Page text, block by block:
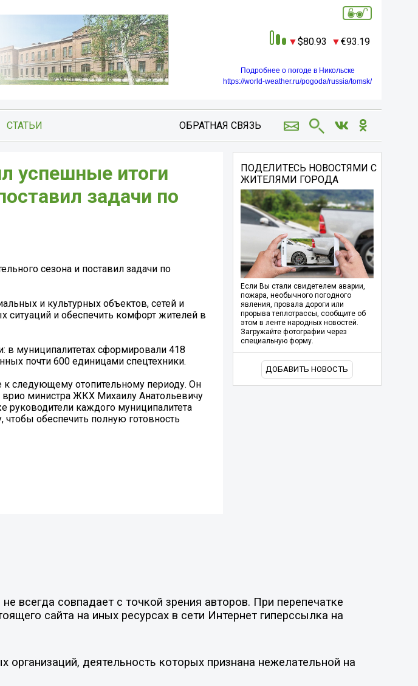
80.93 93.19
Подробнее о погоде в Никольске
https://world-weather.ru/pogoda/russia/tomsk/
СТАТЬИ ОБРАТНАЯ СВЯЗЬ
успешные итоги
задачи по
сезона и поставил задачи по
и культурных объектов, сетей и
ситуаций и обеспечить комфорт жителей в
в муниципалитетах сформировали 418
почти 600 единицами спецтехники.
к следующему отопительному периоду. Он
врио министра ЖКХ Михаилу Анатольевичу
руководители каждого муниципалитета
обеспечить полную готовность
ПОДЕЛИТЕСЬ НОВОСТЯМИ С
ЖИТЕЛЯМИ ГОРОДА
Если Вы стали свидетелем аварии,
пожара, необычного погодного
явления, провала дороги или
прорыва теплотрассы, сообщите об
этом в ленте народных новостей.
Загружайте фотографии через
специальную форму.
ДОБАВИТЬ НОВОСТЬ
всегда совпадает с точкой зрения авторов. При перепечатке
сайта на иных ресурсах в сети Интернет гиперссылка на
деятельность которых признана нежелательной на